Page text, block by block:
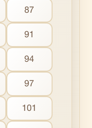
87
91
94
97
101